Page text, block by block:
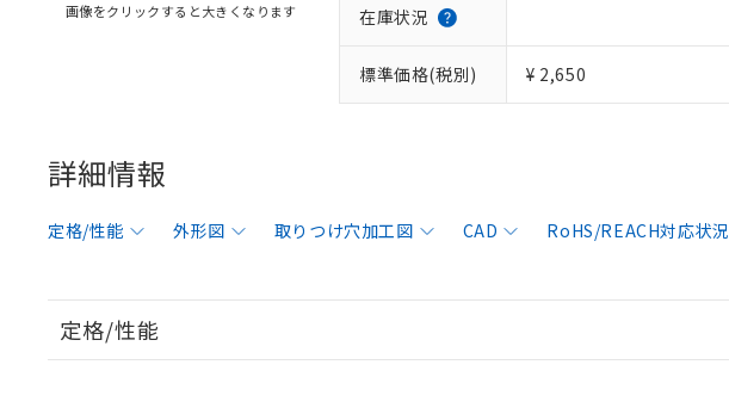
画像をクリックすると大きくなります 在庫状況
標準価格(税別) ¥ 2,650
詳細情報
定格/性能 外形図 取りつけ穴加工図 CAD RoHS/REACH対応状況
定格/性能